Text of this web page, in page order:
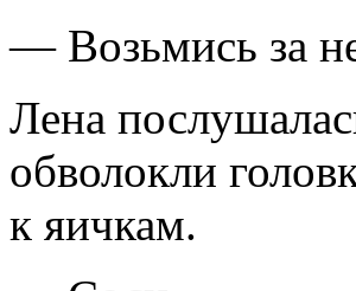
— Возьмись за
Лена
обволокли
к яичкам.